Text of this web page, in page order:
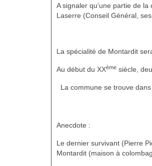
A signaler qu’une partie de
Laserre (Conseil Général,
La spécialité de Montardit
Au début du XXème siècle,
La commune se trouve
Anecdote :
Le dernier survivant (Pierre
Montardit (maison à